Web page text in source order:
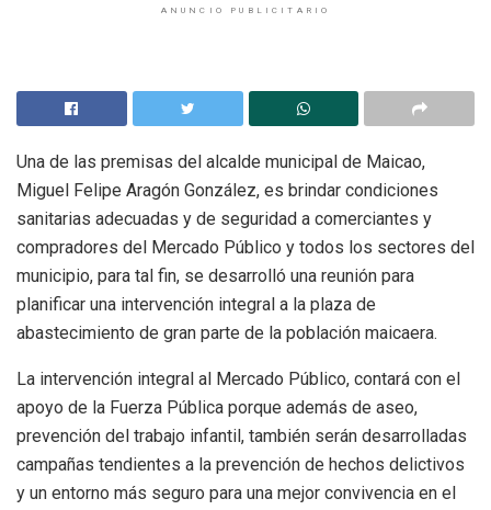
ANUNCIO PUBLICITARIO
Una de las premisas del alcalde municipal de Maicao,
Miguel Felipe Aragón González, es brindar condiciones
sanitarias adecuadas y de seguridad a comerciantes y
compradores del Mercado Público y todos los sectores del
municipio, para tal fin, se desarrolló una reunión para
planificar una intervención integral a la plaza de
abastecimiento de gran parte de la población maicaera.
La intervención integral al Mercado Público, contará con el
apoyo de la Fuerza Pública porque además de aseo,
prevención del trabajo infantil, también serán desarrolladas
campañas tendientes a la prevención de hechos delictivos
y un entorno más seguro para una mejor convivencia en el